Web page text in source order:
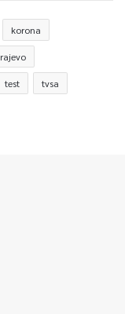
korona
test tvsa